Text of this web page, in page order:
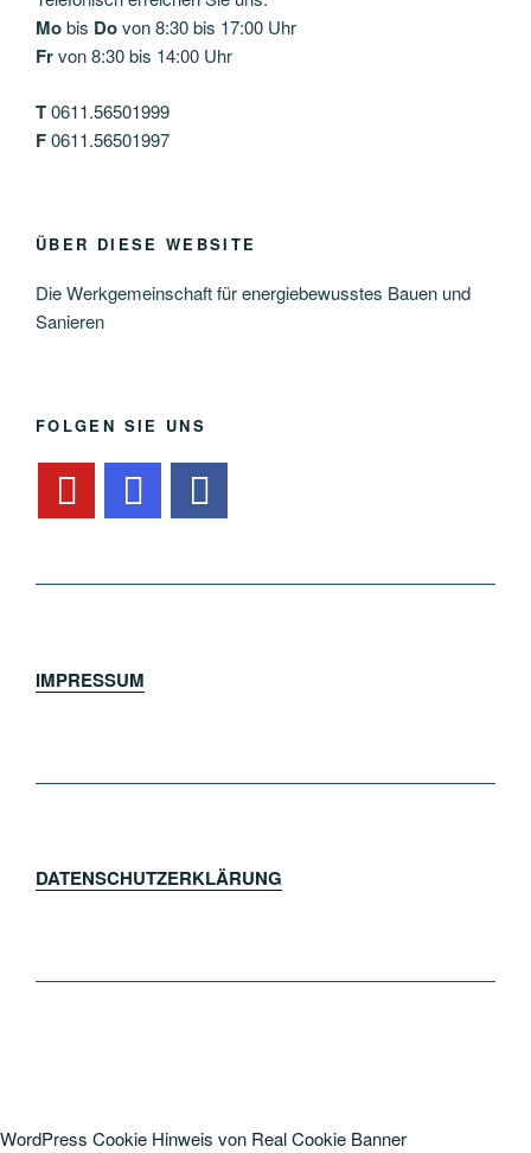
Mobis Dovon 8:30 bis 17:00 Uhr
Frvon 8:30 bis 14:00 Uhr
T0611.56501999
F0611.56501997
ÜBER DIESE WEBSITE
Die Werkgemeinschaft für energiebewusstes Bauen und
Sanieren
FOLGEN SIE UNS
IMPRESSUM
DATENSCHUTZERKLÄRUNG
WordPress Cookie Hinweis von Real Cookie Banner